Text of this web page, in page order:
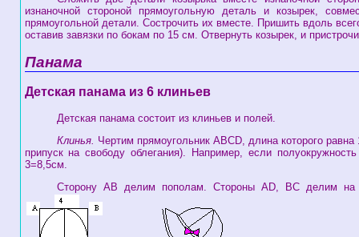
изнаночной стороной прямоугольную деталь и козырек,
прямоугольной детали. Сострочить их вместе. Пришить вдоль
оставив завязки по бокам по 15 см. Отвернуть козырек, и
Панама
Детская панама из 6 клиньев
Детская панама состоит из клиньев и полей.
Клинья. Чертим прямоугольник ABCD, длина которого
припуск на свободу облегания). Например, если
3=8,5см.
Сторону AB делим пополам. Стороны AD, BC делим на